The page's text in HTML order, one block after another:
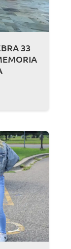
33